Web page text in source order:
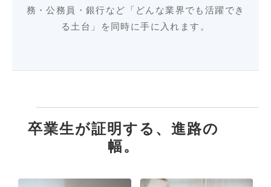
務・公務員・銀行など「どんな業界でも活躍でき
る土台」を同時に手に入れます。
卒業生が証明する、進路の
幅。